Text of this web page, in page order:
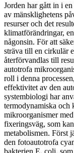
Jorden har gått in i
av mänsklighetens
resurser och det
klimatförändringar,
någonsin. För att
sträva till en cirkulär
återförvandlas till
autotrofa
roll i denna
effektivitet av den
systembiologi har
termodynamiska och
mikroorganismer
fixeringsväg, som
metabolismen. Först
den fotoautotrofa
bakterien E. coli,